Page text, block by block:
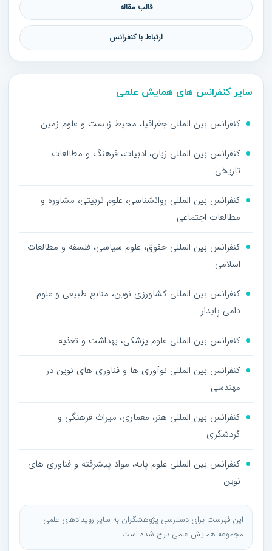
قالب مقاله
ارتباط با کنفرانس
سایر کنفرانس های همایش علمی
کنفرانس بین المللی جغرافیا، محیط زیست و علوم زمین
کنفرانس بین المللی زبان، ادبیات، فرهنگ و مطالعات
تاریخی
کنفرانس بین المللی روانشناسی، علوم تربیتی، مشاوره و
مطالعات اجتماعی
کنفرانس بین المللی حقوق، علوم سیاسی، فلسفه و مطالعات
اسلامی
کنفرانس بین المللی کشاورزی نوین، منابع طبیعی و علوم
دامی پایدار
کنفرانس بین المللی علوم پزشکی، بهداشت و تغذیه
کنفرانس بین المللی نوآوری ها و فناوری های نوین در
مهندسی
کنفرانس بین المللی هنر، معماری، میراث فرهنگی و
گردشگری
کنفرانس بین المللی علوم پایه، مواد پیشرفته و فناوری های
نوین
این فهرست برای دسترسی پژوهشگران به سایر رویدادهای علمی
مجموعه همایش علمی درج شده است.